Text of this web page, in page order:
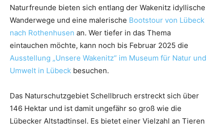
Naturfreunde bieten sich entlang der Wakenitz idyllische
Wanderwege und eine malerische Bootstour von Lübeck
nach Rothenhusen an. Wer tiefer in das Thema
eintauchen möchte, kann noch bis Februar 2025 die
Ausstellung „Unsere Wakenitz“ im Museum für Natur und
Umwelt in Lübeck besuchen.
Das Naturschutzgebiet Schellbruch erstreckt sich über
146 Hektar und ist damit ungefähr so groß wie die
Lübecker Altstadtinsel. Es bietet einer Vielzahl an Tieren